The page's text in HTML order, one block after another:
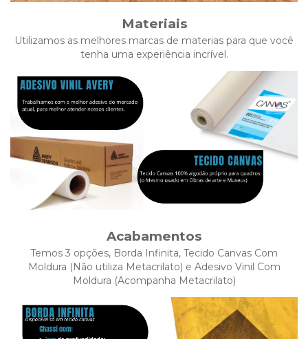
Materiais
Utilizamos as melhores marcas de materias para que você
tenha uma experiência incrível.
Acabamentos
Temos 3 opções, Borda Infinita, Tecido Canvas Com
Moldura (Não utiliza Metacrilato) e Adesivo Vinil Com
Moldura (Acompanha Metacrilato)